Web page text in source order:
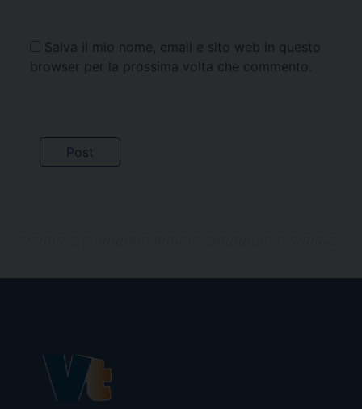
Salva il mio nome, email e sito web in questo
browser per la prossima volta che commento.